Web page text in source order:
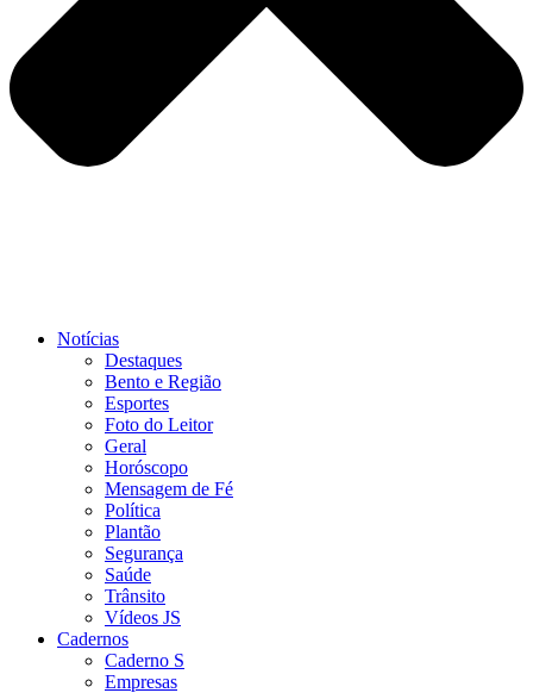
Notícias
Destaques
Bento e Região
Esportes
Foto do Leitor
Geral
Horóscopo
Mensagem de Fé
Política
Plantão
Segurança
Saúde
Trânsito
Vídeos JS
Cadernos
Caderno S
Empresas